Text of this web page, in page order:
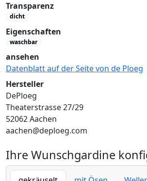
Transparenz
dicht
Eigenschaften
waschbar
ansehen
Datenblatt auf der Seite von de Ploeg
Hersteller
DePloeg
Theaterstrasse 27/29
52062 Aachen
aachen@deploeg.com
Ihre Wunschgardine